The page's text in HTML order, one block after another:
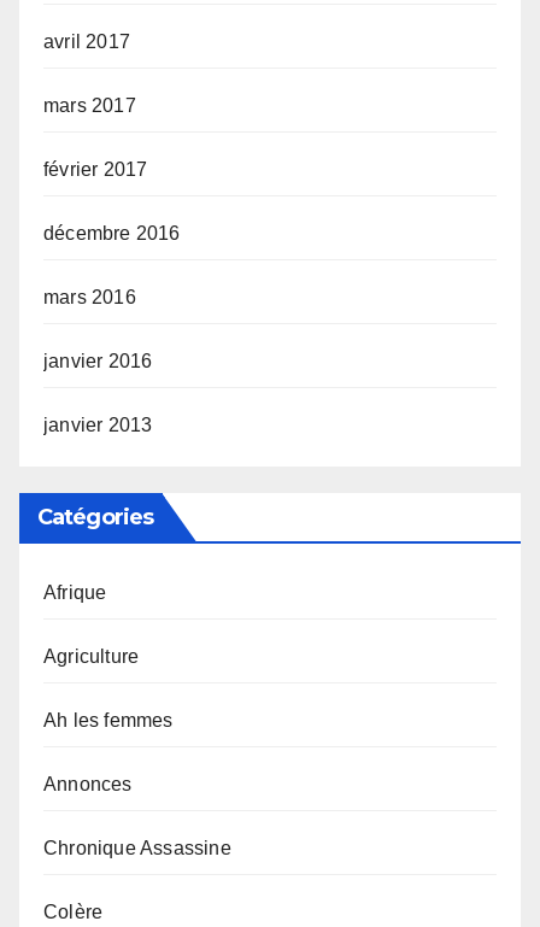
avril 2017
mars 2017
février 2017
décembre 2016
mars 2016
janvier 2016
janvier 2013
Catégories
Afrique
Agriculture
Ah les femmes
Annonces
Chronique Assassine
Colère